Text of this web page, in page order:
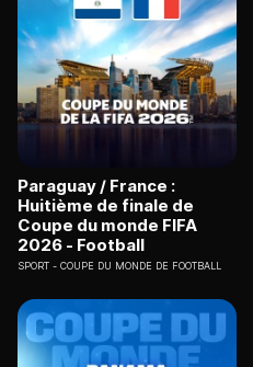
Paraguay / France :
Huitième de finale de
Coupe du monde FIFA
2026 - Football
SPORT COUPE DU MONDE DE FOOTBALL